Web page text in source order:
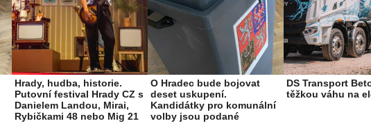
Hrady, hudba, historie.
Putovní festival Hrady CZ s
Danielem Landou, Mirai,
Rybičkami 48 nebo Mig 21
O Hradec bude bojovat
deset uskupení.
Kandidátky pro komunální
volby jsou podané
DS Transport
těžkou váhu na